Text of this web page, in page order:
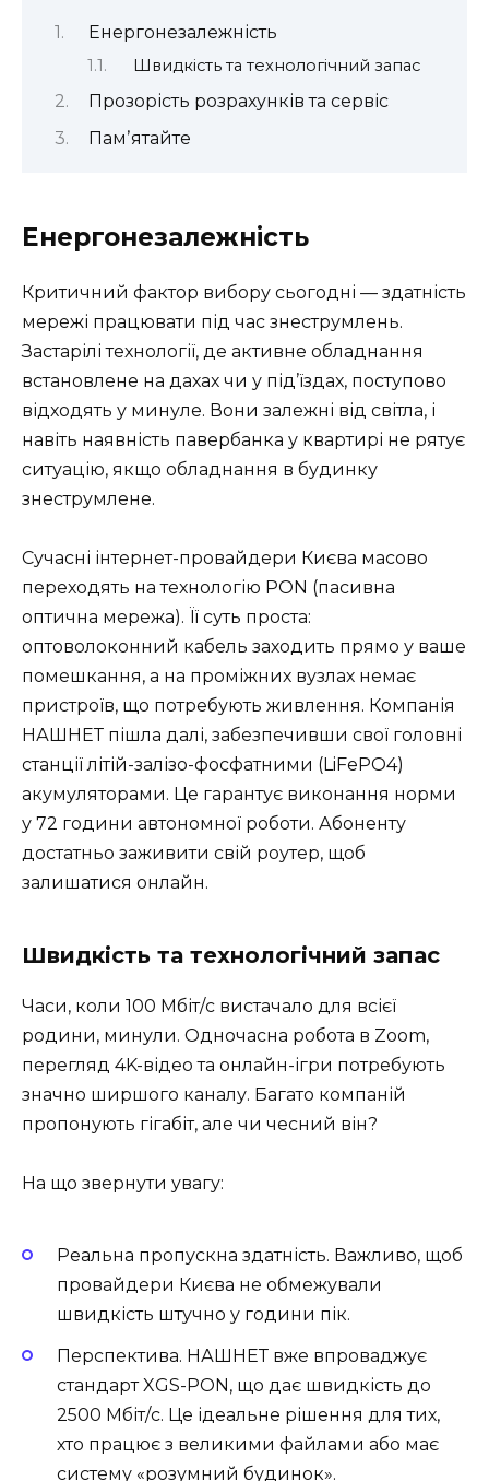
Енергонезалежність
Швидкість та технологічний запас
Прозорість розрахунків та сервіс
Памʼятайте
Енергонезалежність
Критичний фактор вибору сьогодні — здатність
мережі працювати під час знеструмлень.
Застарілі технології, де активне обладнання
встановлене на дахах чи у під’їздах, поступово
відходять у минуле. Вони залежні від світла, і
навіть наявність павербанка у квартирі не рятує
ситуацію, якщо обладнання в будинку
знеструмлене.
Сучасні інтернет-провайдери Києва масово
переходять на технологію PON (пасивна
оптична мережа). Її суть проста:
оптоволоконний кабель заходить прямо у ваше
помешкання, а на проміжних вузлах немає
пристроїв, що потребують живлення. Компанія
НАШНЕТ пішла далі, забезпечивши свої головні
станції літій-залізо-фосфатними (LiFePO4)
акумуляторами. Це гарантує виконання норми
у 72 години автономної роботи. Абоненту
достатньо заживити свій роутер, щоб
залишатися онлайн.
Швидкість та технологічний запас
Часи, коли 100 Мбіт/с вистачало для всієї
родини, минули. Одночасна робота в Zoom,
перегляд 4K-відео та онлайн-ігри потребують
значно ширшого каналу. Багато компаній
пропонують гігабіт, але чи чесний він?
На що звернути увагу:
Реальна пропускна здатність. Важливо, щоб
провайдери Києва не обмежували
швидкість штучно у години пік.
Перспектива. НАШНЕТ вже впроваджує
стандарт XGS-PON, що дає швидкість до
2500 Мбіт/с. Це ідеальне рішення для тих,
хто працює з великими файлами або має
систему «розумний будинок».